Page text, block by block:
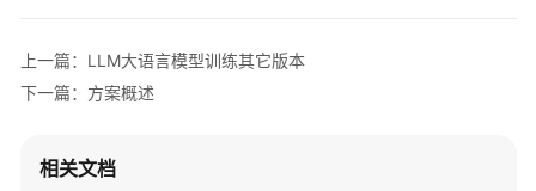
据
准
模
上一篇：LLM大语言模型训练其它版本
下一篇：方案概述
相关文档